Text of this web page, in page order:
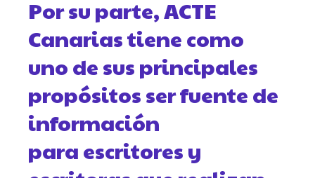
Por su parte, ACTE
Canarias tiene como
uno de sus principales
propósitos ser fuente de
información
para escritores y